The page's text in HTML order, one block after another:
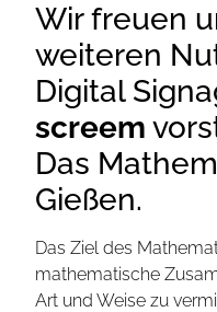
Wir freuen
weiteren
Digital
screem
Das
Gießen.
Das Ziel des
mathematische
Art und Weise zu